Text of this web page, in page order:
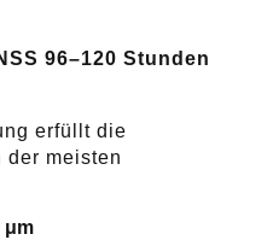
96–120 Stunden
erfüllt die
der meisten
μm